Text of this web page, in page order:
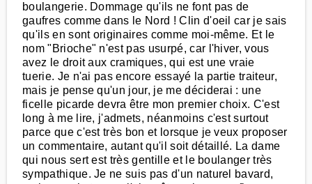
boulangerie. Dommage qu'ils ne font pas de
gaufres comme dans le Nord ! Clin d'oeil car je sais
qu'ils en sont originaires comme moi-même. Et le
nom "Brioche" n'est pas usurpé, car l'hiver, vous
avez le droit aux cramiques, qui est une vraie
tuerie. Je n'ai pas encore essayé la partie traiteur,
mais je pense qu'un jour, je me déciderai : une
ficelle picarde devra être mon premier choix. C'est
long à me lire, j'admets, néanmoins c'est surtout
parce que c'est très bon et lorsque je veux proposer
un commentaire, autant qu'il soit détaillé. La dame
qui nous sert est très gentille et le boulanger très
sympathique. Je ne suis pas d'un naturel bavard,